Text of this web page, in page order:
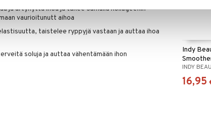
ja ärtynyttä ihoa ja tukee samalla kollageenin
vaurioitunutt aihoa
taistelee ryppyjä vastaan ja auttaa ihoa
soluja ja auttaa vähentämään ihon
Indy
Body
INDY
16,95